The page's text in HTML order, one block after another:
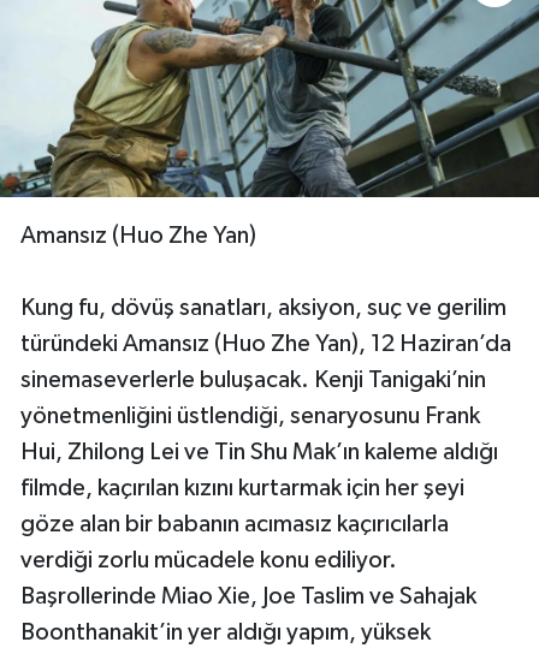
Amansız (Huo Zhe Yan)
Kung fu, dövüş sanatları, aksiyon, suç ve gerilim
türündeki Amansız (Huo Zhe Yan), 12 Haziran’da
sinemaseverlerle buluşacak. Kenji Tanigaki’nin
yönetmenliğini üstlendiği, senaryosunu Frank
Hui, Zhilong Lei ve Tin Shu Mak’ın kaleme aldığı
filmde, kaçırılan kızını kurtarmak için her şeyi
göze alan bir babanın acımasız kaçırıcılarla
verdiği zorlu mücadele konu ediliyor.
Başrollerinde Miao Xie, Joe Taslim ve Sahajak
Boonthanakit’in yer aldığı yapım, yüksek